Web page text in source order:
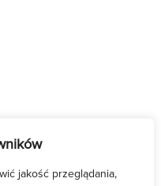
jakość przeglądania,